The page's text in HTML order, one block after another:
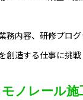
内容、研修プログ
造する仕事に挑戦
ノレール施